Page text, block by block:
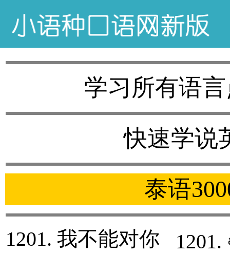
学习所有语
快速学说
泰语
1201. 我不能对你